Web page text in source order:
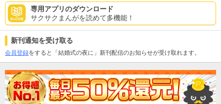
専用アプリのダウンロード
サクサクまんがを読めて多機能！
新刊通知を受け取る
会員登録をすると「結婚式の夜に」新刊配信のお知らせが受け取れます。